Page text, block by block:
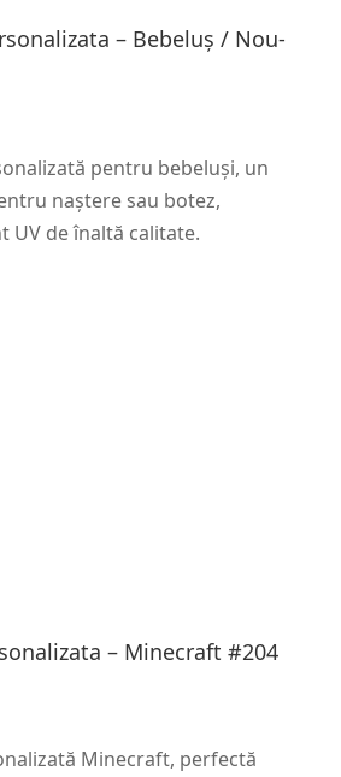
– Bebeluș / Nou-
pentru bebeluși, un
naștere sau botez,
UV de înaltă calitate.
– Minecraft #204
Minecraft, perfectă